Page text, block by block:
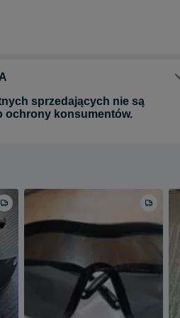
sprzedających nie są
ochrony konsumentów.